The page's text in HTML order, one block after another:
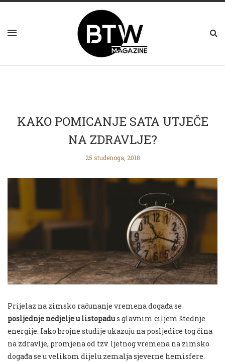
KAKO POMICANJE SATA UTJEČE
NA ZDRAVLJE?
25 studenoga, 2018
Prijelaz na zimsko računanje vremena događa se
posljednje nedjelje u listopadus glavnim ciljem štednje
energije. Iako brojne studije ukazuju na posljedice tog čina
na zdravlje, promjena od tzv. ljetnog vremena na zimsko
događa se u velikom dijelu zemalja sjeverne hemisfere.